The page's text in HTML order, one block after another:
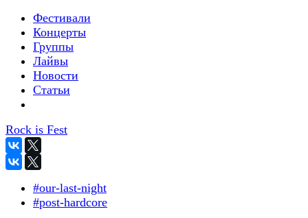
Фестивали
Концерты
Группы
Лайвы
Новости
Статьи
Rock is Fest
#our-last-night
#post-hardcore